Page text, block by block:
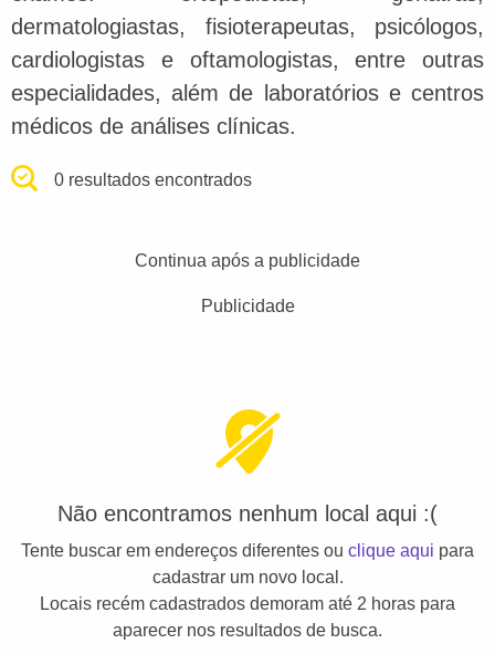
dermatologiastas, fisioterapeutas, psicólogos,
cardiologistas e oftamologistas, entre outras
especialidades, além de laboratórios e centros
médicos de análises clínicas.
0 resultados encontrados
Continua após a publicidade
Publicidade
Não encontramos nenhum local aqui :(
Tente buscar em endereços diferentes ou clique aqui para
cadastrar um novo local.
Locais recém cadastrados demoram até 2 horas para
aparecer nos resultados de busca.